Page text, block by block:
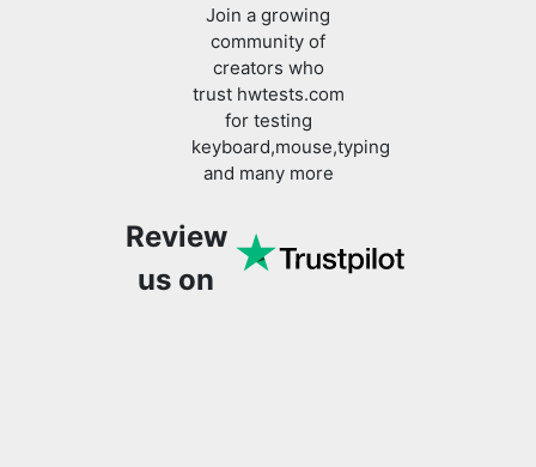
Join a growing
community of
creators who
trust hwtests.com
for testing
keyboard,mouse,typing
and many more
Review
us on